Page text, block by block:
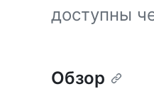
доступны
Обзор